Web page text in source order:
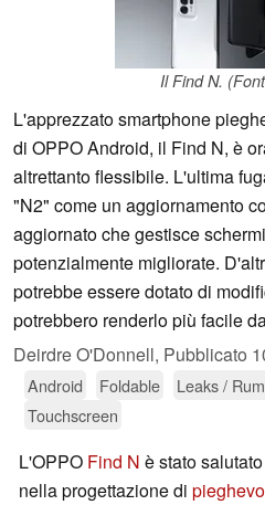
Il Find N.
L'apprezzato smartphone
di OPPO Android, il Find N, è
altrettanto flessibile. L'ultima
"N2" come un aggiornamento
aggiornato che gestisce
potenzialmente migliorate.
potrebbe essere dotato di
potrebbero renderlo più facile
Deirdre O'Donnell, Pubblicato
Android
Foldable Leaks /
Touchscreen
L'OPPO Find N è stato
nella progettazione di